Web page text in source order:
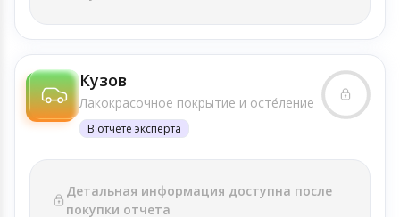
Кузов
Лакокрасочное покрытие и осте́ление
В отчёте эксперта
Детальная информация доступна после
покупки отчета